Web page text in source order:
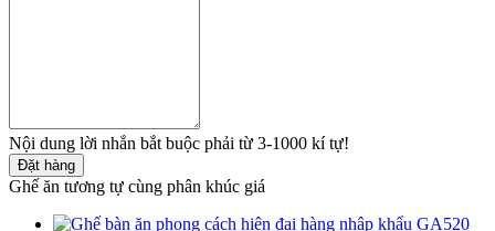
Nội dung lời nhắn bắt buộc phải từ 3-1000 kí tự!
Đặt hàng
Ghế ăn tương tự cùng phân khúc giá